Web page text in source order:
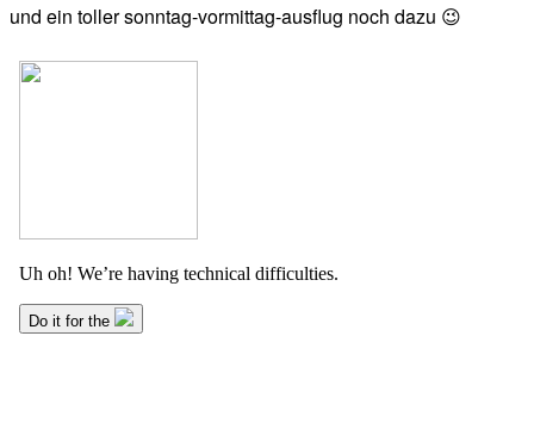
und ein toller sonntag-vormittag-ausflug noch dazu 😉